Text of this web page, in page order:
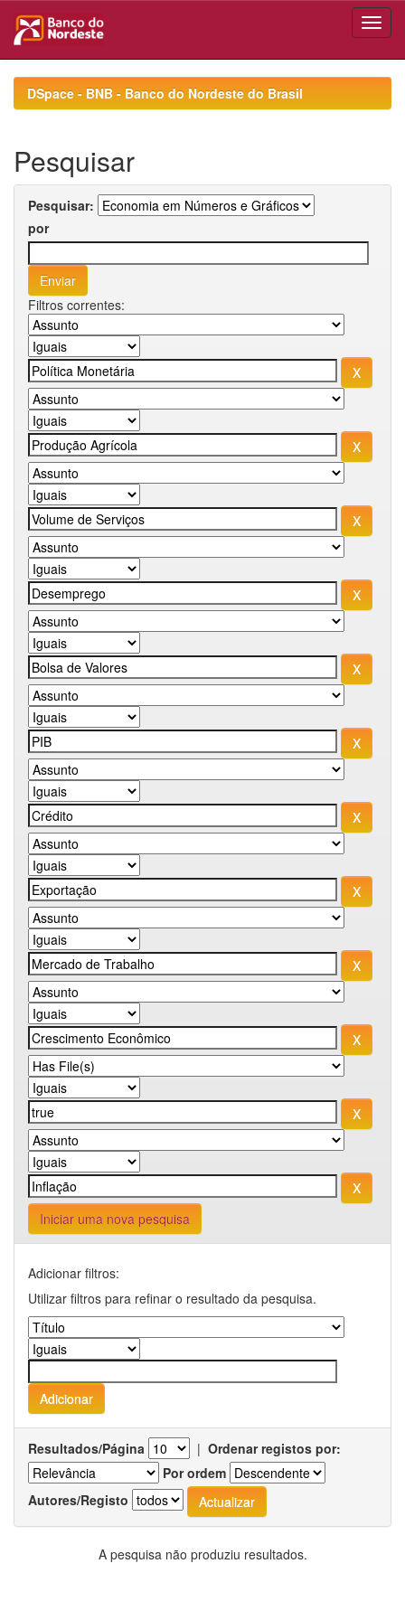
navigationDSpace - BNB - Banco do Nordeste do Brasil
Pesquisar
Pesquisar:
por
Filtros correntes:
Iniciar uma nova pesquisa
Adicionar filtros:
Utilizar filtros para refinar o resultado da pesquisa.
Resultados/Página | Ordenar registos por:
Por ordem
Autores/Registo
A pesquisa não produziu resultados.